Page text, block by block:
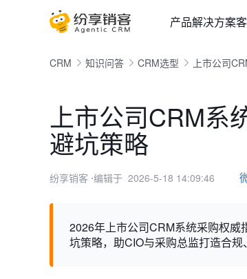
产品解决方案
CRM 知识问答 CRM选型 上市公司
上市公司CRM系
避坑策略
纷享销客 ⋅编辑于 2026-5-18 14:09:46
2026年上市公司CRM系统采购权
坑策略，助CIO与采购总监打造合规